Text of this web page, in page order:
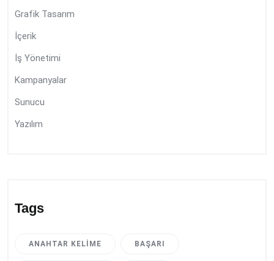
Grafik Tasarım
İçerik
İş Yönetimi
Kampanyalar
Sunucu
Yazılım
Tags
ANAHTAR KELIME BAŞARI